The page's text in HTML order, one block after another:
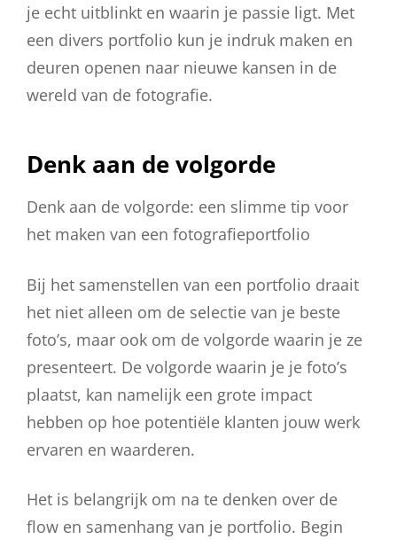
je echt uitblinkt en waarin je passie ligt. Met
een divers portfolio kun je indruk maken en
deuren openen naar nieuwe kansen in de
wereld van de fotografie.
Denk aan de volgorde
Denk aan de volgorde: een slimme tip voor
het maken van een fotografieportfolio
Bij het samenstellen van een portfolio draait
het niet alleen om de selectie van je beste
foto’s, maar ook om de volgorde waarin je ze
presenteert. De volgorde waarin je je foto’s
plaatst, kan namelijk een grote impact
hebben op hoe potentiële klanten jouw werk
ervaren en waarderen.
Het is belangrijk om na te denken over de
flow en samenhang van je portfolio. Begin